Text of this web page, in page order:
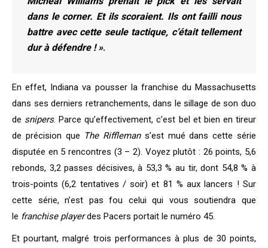
dans le corner. Et ils scoraient. Ils ont failli nous
battre avec cette seule tactique, c’était tellement
dur à défendre ! ».
En effet, Indiana va pousser la franchise du Massachusetts
dans ses derniers retranchements, dans le sillage de son duo
de snipers. Parce qu’effectivement, c’est bel et bien en tireur
de précision que The Rifflemans’est mué dans cette série
disputée en 5 rencontres (3 – 2). Voyez plutôt : 26 points, 5,6
rebonds, 3,2 passes décisives, à 53,3 % au tir, dont 54,8 % à
trois-points (6,2 tentatives / soir) et 81 % aux lancers ! Sur
cette série, n’est pas fou celui qui vous soutiendra que
le franchise playerdes Pacers portait le numéro 45.
Et pourtant, malgré trois performances à plus de 30 points,